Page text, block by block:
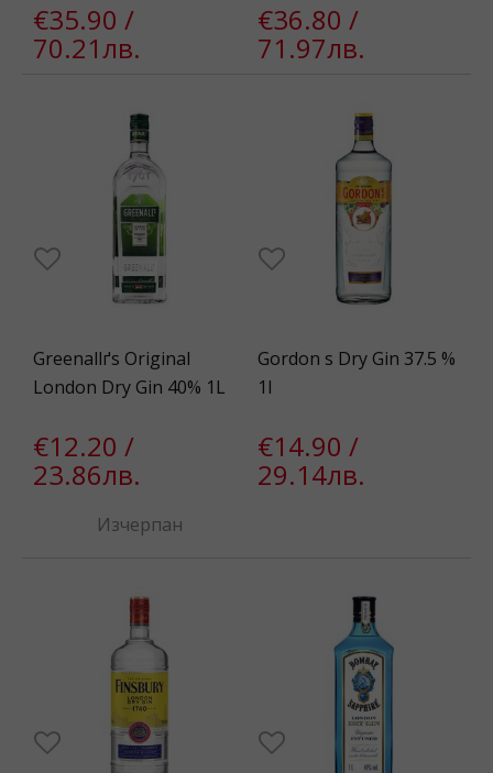
€35.90 /
70.21лв.
€36.80 /
71.97лв.
Greenallґs Original
London Dry Gin 40% 1L
€12.20 /
23.86лв.
Изчерпан
Gordon s Dry Gin 37.5 %
1l
€14.90 /
29.14лв.